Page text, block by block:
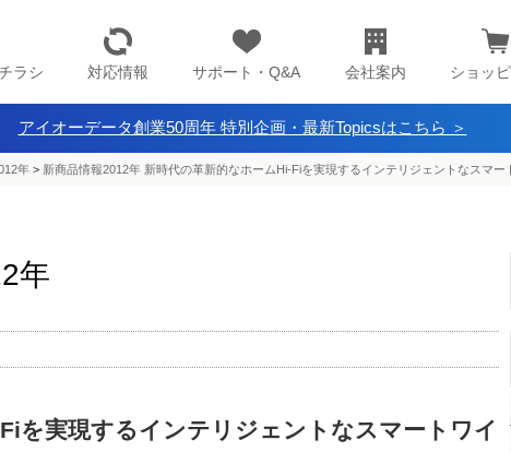
ラシ 対応情報 サポート・Q&A 会社案内 ショッ
アイオーデータ創業50周年 特別企画・最新Topicsはこちら ＞
年 > 新商品情報2012年 新時代の革新的なホームHi-Fiを実現するインテリジェントなスマ
年
を実現するインテリジェントなスマートワイ